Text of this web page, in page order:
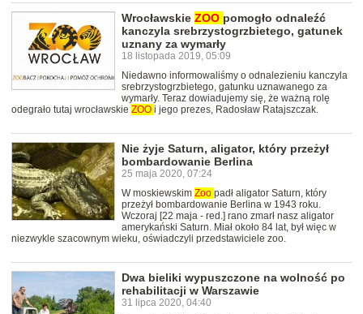
Wrocławskie ZOO pomogło odnaleźć
kanczyla srebrzystogrzbietego, gatunek
uznany za wymarły
18 listopada 2019, 05:09
Niedawno informowaliśmy o odnalezieniu kanczyla
srebrzystogrzbietego, gatunku uznawanego za
wymarły. Teraz dowiadujemy się, że ważną rolę
odegrało tutaj wrocławskie ZOO i jego prezes, Radosław Ratajszczak.
Nie żyje Saturn, aligator, który przeżył
bombardowanie Berlina
25 maja 2020, 07:24
W moskiewskim Zoo padł aligator Saturn, który
przeżył bombardowanie Berlina w 1943 roku.
Wczoraj [22 maja - red.] rano zmarł nasz aligator
amerykański Saturn. Miał około 84 lat, był więc w
niezwykle szacownym wieku, oświadczyli przedstawiciele zoo.
Dwa bieliki wypuszczone na wolność po
rehabilitacji w Warszawie
31 lipca 2020, 04:40